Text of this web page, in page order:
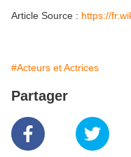
Article Source : https://
#Acteurs et Actrices
Partager